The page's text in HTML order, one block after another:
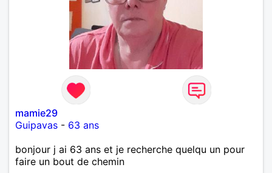
mamie29
Guipavas - 63 ans
bonjour j ai 63 ans et je recherche quelqu un pour
faire un bout de chemin